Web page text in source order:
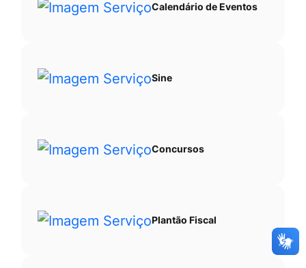
Calendário de Eventos
Sine
Concursos
Plantão Fiscal